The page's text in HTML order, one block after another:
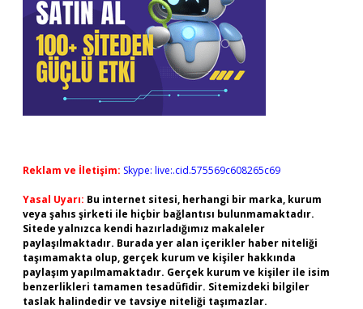
Reklam ve İletişim: Skype: live:.cid.575569c608265c69
Yasal Uyarı: Bu internet sitesi, herhangi bir marka, kurum
veya şahıs şirketi ile hiçbir bağlantısı bulunmamaktadır.
Sitede yalnızca kendi hazırladığımız makaleler
paylaşılmaktadır. Burada yer alan içerikler haber niteliği
taşımamakta olup, gerçek kurum ve kişiler hakkında
paylaşım yapılmamaktadır. Gerçek kurum ve kişiler ile isim
benzerlikleri tamamen tesadüfidir. Sitemizdeki bilgiler
taslak halindedir ve tavsiye niteliği taşımazlar.